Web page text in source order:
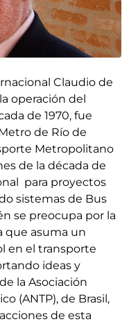
Claudio de
operación del
de 1970, fue
de Río de
Metropolitano
de la década de
para proyectos
sistemas de Bus
se preocupa por la
que asuma un
en el transporte
ideas y
la Asociación
(ANTP), de Brasil,
de esta